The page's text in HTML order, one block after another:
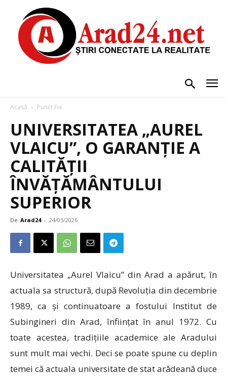
Acasă Punct Fix
UNIVERSITATEA „AUREL
VLAICU”, O GARANȚIE A
CALITĂȚII
ÎNVĂȚĂMÂNTULUI
SUPERIOR
De Arad24 - 24/05/2026
Universitatea „Aurel Vlaicu” din Arad a apărut, în
actuala sa structură, după Revoluția din decembrie
1989, ca și continuatoare a fostului Institut de
Subingineri din Arad, înființat în anul 1972. Cu
toate acestea, tradițiile academice ale Aradului
sunt mult mai vechi. Deci se poate spune cu deplin
temei că actuala universitate de stat arădeană duce